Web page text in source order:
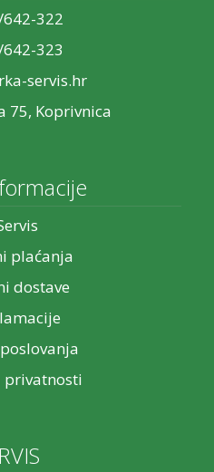
322
323
servis.hr
75, Koprivnica
plaćanja
dostave
privatnosti